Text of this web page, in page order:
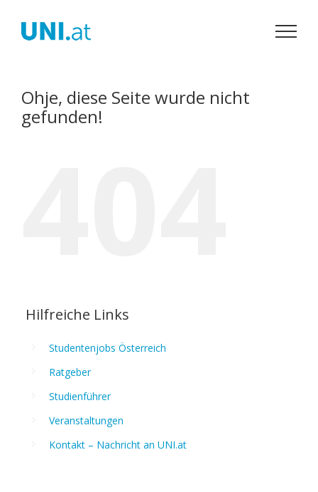
Inhalt
springen
Ohje, diese Seite wurde nicht
gefunden!
Hilfreiche Links
Studentenjobs Österreich
Ratgeber
Studienführer
Veranstaltungen
Kontakt – Nachricht an UNI.at